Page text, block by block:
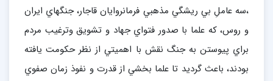
،سه عاملِ بي ريشگي مذهبي فرمانروايان قاجار، جنگهاي ايران
و روس، كه علما با صدور فتواي جهاد و تشويق وترغيب مردم
براي پيوستن به جنگ نقش با اهميتي از نظر حكومت يافته
بودند، باعث گرديد تا علما بخشي از قدرت و نفوذ زمان صفوي